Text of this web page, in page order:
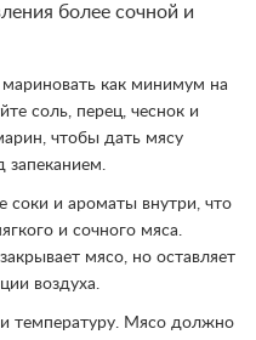
более сочной и
как минимум на
соль, перец, чеснок и
чтобы дать мясу
запеканием.
соки и ароматы внутри, что
и сочного мяса.
мясо, но оставляет
воздуха.
и температуру. Мясо должно